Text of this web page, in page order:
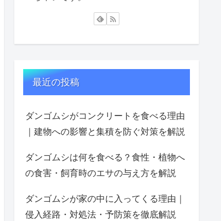
最近の投稿
ダンゴムシがコンクリートを食べる理由
｜建物への影響と集積を防ぐ対策を解説
ダンゴムシは何を食べる？食性・植物へ
の食害・飼育時のエサの与え方を解説
ダンゴムシが家の中に入ってくる理由｜
侵入経路・対処法・予防策を徹底解説